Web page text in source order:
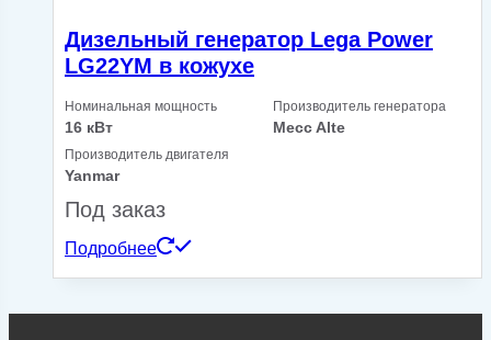
Дизельный генератор Lega Power
LG22YM в кожухе
Номинальная мощность
16 кВт
Производитель генератора
Mecc Alte
Производитель двигателя
Yanmar
Под заказ
Подробнее